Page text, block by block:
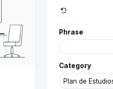
Phrase
Category